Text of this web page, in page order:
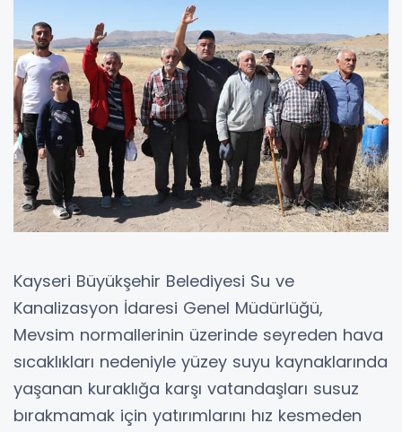
Kayseri Büyükşehir Belediyesi Su ve
Kanalizasyon İdaresi Genel Müdürlüğü,
Mevsim normallerinin üzerinde seyreden hava
sıcaklıkları nedeniyle yüzey suyu kaynaklarında
yaşanan kuraklığa karşı vatandaşları susuz
bırakmamak için yatırımlarını hız kesmeden